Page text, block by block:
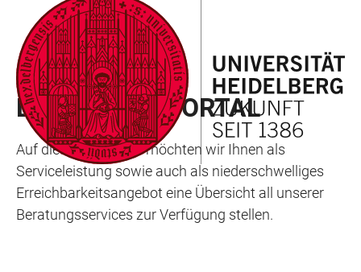
LINKS
ZUR
BARRIEREFREIHEIT
ZUM
HAUPTINHALT
HAUPTNAVIGATION
ÖFFNEN
WEBSEITENSUCHE
ÖFFNEN
STABSSTELLE HEICO
BERATUNGSPORTAL
Auf dieser Plattform möchten wir Ihnen als
Serviceleistung sowie auch als niederschwelliges
Erreichbarkeitsangebot eine Übersicht all unserer
Beratungsservices zur Verfügung stellen.